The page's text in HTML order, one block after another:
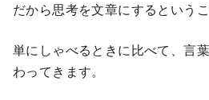
だから思考を文章にするというこ
単にしゃべるときに比べて、言
わってきます。